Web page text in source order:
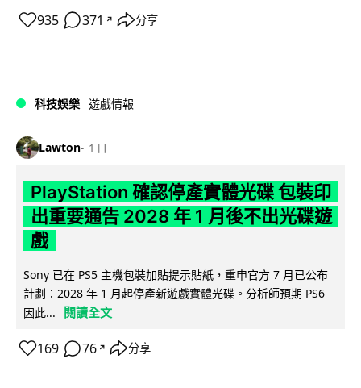
935 371 ↗ 分享
科技娛樂 遊戲情報
Lawton 1 日
PlayStation 確認停產實體光碟 包裝印
出重要通告 2028 年 1 月後不出光碟遊
戲
Sony 已在 PS5 主機包裝加貼提示貼紙，重申官方 7 月已公布
計劃：2028 年 1 月起停產新遊戲實體光碟。分析師預期 PS6
因此...
閱讀全文
169 76 ↗ 分享